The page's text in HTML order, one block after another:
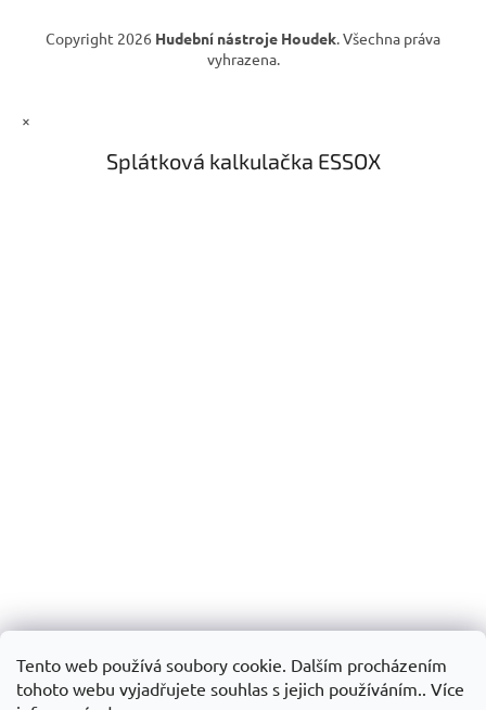
Tento web používá soubory cookie. Dalším procházením
tohoto webu vyjadřujete souhlas s jejich používáním.. Více
Copyright 2026 Hudební nástroje Houdek. Všechna práva
vyhrazena.
×
Splátková kalkulačka ESSOX